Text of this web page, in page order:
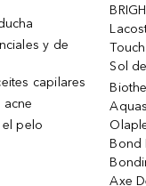
y de
capilares
acne
pelo
Sol
Bond
Axe